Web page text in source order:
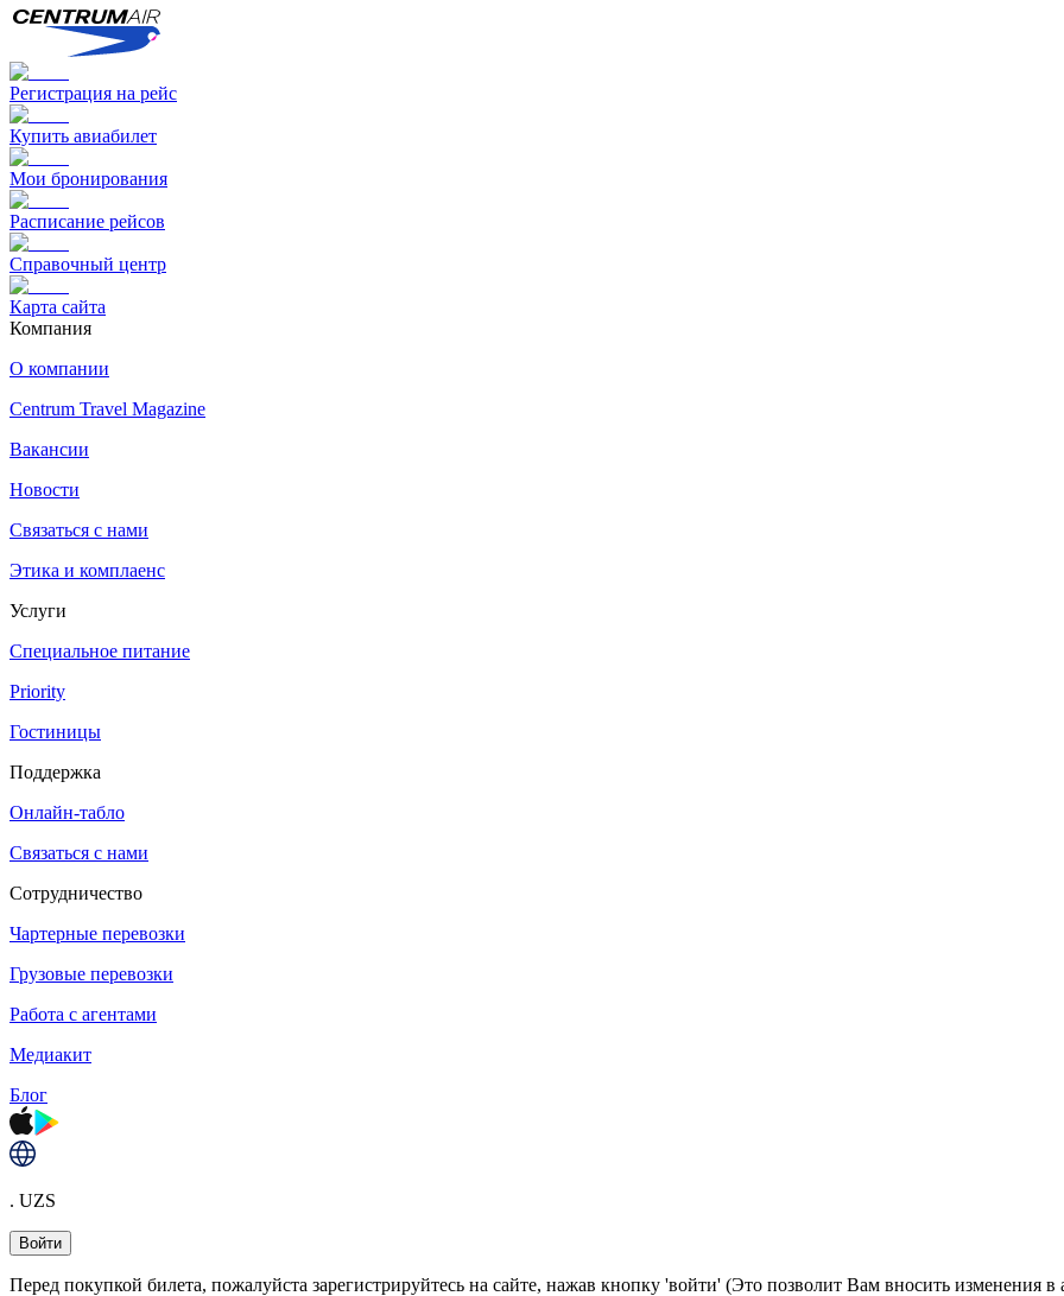
Регистрация на рейс
Купить авиабилет
Мои бронирования
Расписание рейсов
Справочный центр
Карта сайта
Компания
О компании
Centrum Travel Magazine
Вакансии
Новости
Связаться с нами
Этика и комплаенс
Услуги
Специальное питание
Priority
Гостиницы
Поддержка
Онлайн-табло
Связаться с нами
Сотрудничество
Чартерные перевозки
Грузовые перевозки
Работа с агентами
Медиакит
Блог
. UZS
Войти
Перед покупкой билета, пожалуйста зарегистрируйтесь на сайте, нажав кнопку 'войти' (Это позволит Вам вносить изменения в